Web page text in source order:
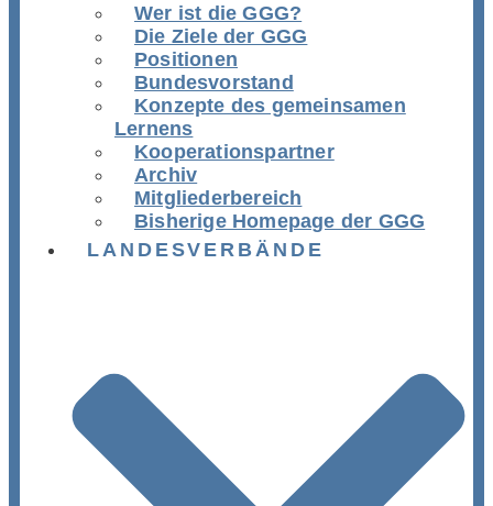
Wer ist die GGG?
Die Ziele der GGG
Positionen
Bundesvorstand
Konzepte des gemeinsamen
Lernens
Kooperationspartner
Archiv
Mitgliederbereich
Bisherige Homepage der GGG
LANDESVERBÄNDE